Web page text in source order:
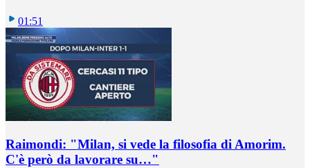
01:51
Raimondi: "Milan, si vede la filosofia di Amorim.
C'è però da lavorare su…"